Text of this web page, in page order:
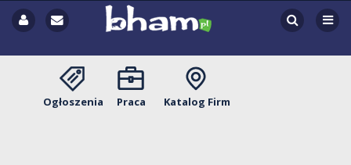
Ogłoszenia Praca Katalog Firm